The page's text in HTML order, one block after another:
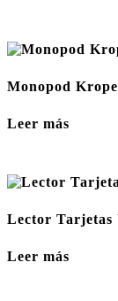
Monopod
Leer más
Lector Tarjetas
Leer más